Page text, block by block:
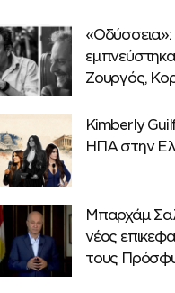
«Οδύσσεια»:
Ζουργός,
Κimberly
ΗΠΑ στην
Μπαρχάμ
νέος
τους